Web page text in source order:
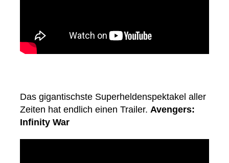
Das gigantischste Superheldenspektakel aller
Zeiten hat endlich einen Trailer. Avengers:
Infinity War